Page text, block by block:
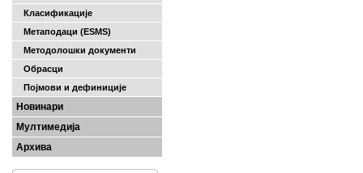
Класификације
Метаподаци (ESMS)
Методолошки документи
Обрасци
Појмови и дефиниције
Новинари
Мултимедија
Архива